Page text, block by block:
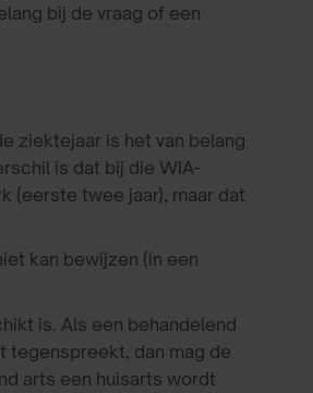
bij de vraag of een
ziektejaar is het van belang
is dat bij die WIA-
(eerste twee jaar), maar dat
kan bewijzen (in een
is. Als een behandelend
dan mag de
arts een huisarts wordt